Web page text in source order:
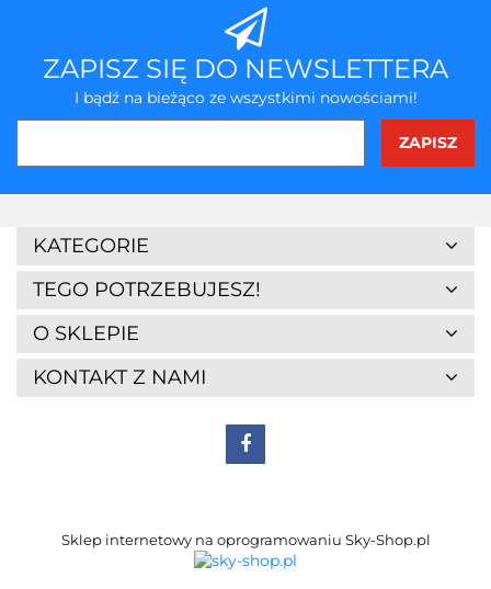
7Days
A4 Tech
ZAPISZ SIĘ DO NEWSLETTERA
I bądź na bieżąco ze wszystkimi nowościami!
KATEGORIE
TEGO POTRZEBUJESZ!
O SKLEPIE
KONTAKT Z NAMI
Sklep internetowy na oprogramowaniu Sky-Shop.pl